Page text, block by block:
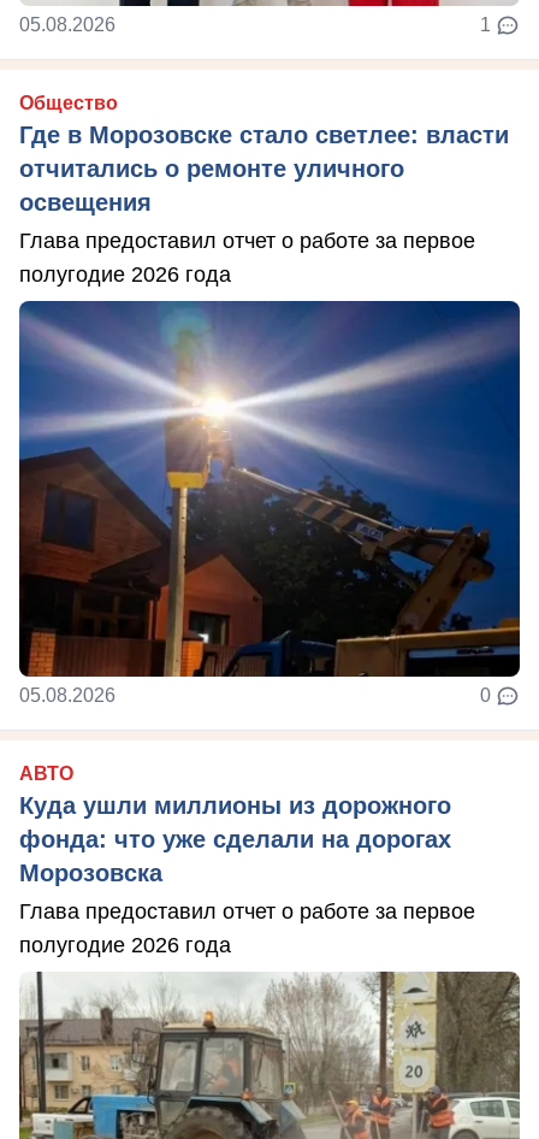
05.08.2026 1
Общество
Где в Морозовске стало светлее: власти
отчитались о ремонте уличного
освещения
Глава предоставил отчет о работе за первое
полугодие 2026 года
05.08.2026 0
АВТО
Куда ушли миллионы из дорожного
фонда: что уже сделали на дорогах
Морозовска
Глава предоставил отчет о работе за первое
полугодие 2026 года